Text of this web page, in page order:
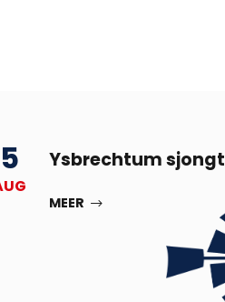
5 Ysbrechtum sjongt
MEER